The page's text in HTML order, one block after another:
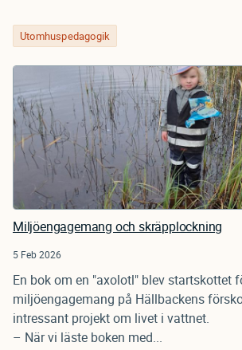
Utomhuspedagogik
Miljöengagemang och skräpplockning
5 Feb 2026
En bok om en "axolotl" blev startskottet
miljöengagemang på Hällbackens
intressant projekt om livet i vattnet.
– När vi läste boken med...